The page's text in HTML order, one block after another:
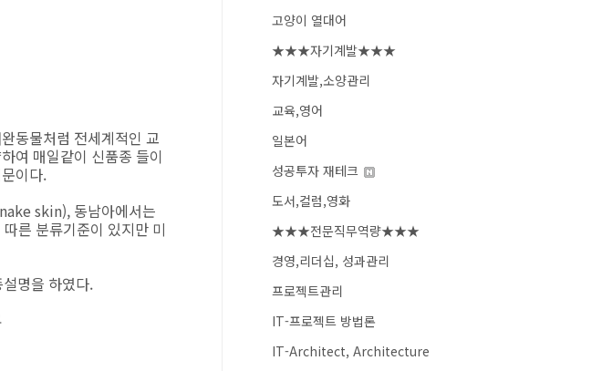
동물처럼 전세계적인 교
여 매일같이 신품종 들이
이다.
skin), 동남아에서는
른 분류기준이 있지만 미
명을 하였다.
고양이 열대어
★★★자기계발★★★
자기계발,소양관리
교육,영어
일본어
성공투자 재테크
도서,컬럼,영화
★★★전문직무역량★★★
경영,리더십, 성과관리
프로젝트관리
IT-프로젝트 방법론
IT-Architect, Architecture